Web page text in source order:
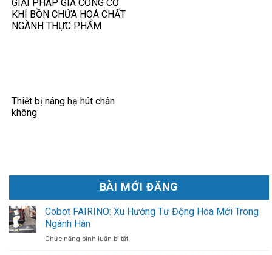
BÀI MỚI ĐĂNG
Cobot FAIRINO: Xu Hướng Tự Động Hóa Mới Trong
Ngành Hàn
Chức năng bình luận bị tắtở
GIẢI PHÁP GIA CÔNG CƠ
KHÍ BỒN CHỨA HOÁ CHẤT
NGÀNH THỰC PHẨM
Thiết bị nâng hạ hút chân
không